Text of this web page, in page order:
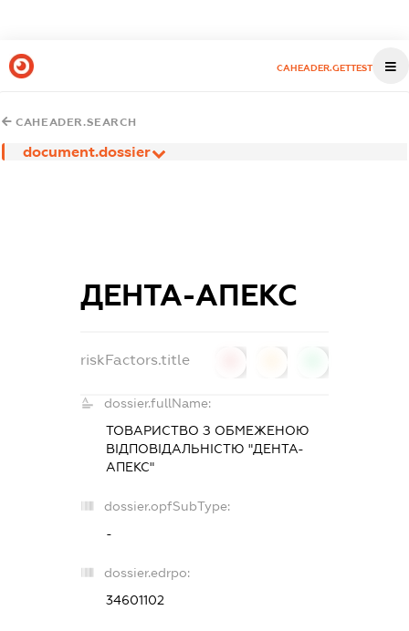
CAHEADER.GETTEST
CAHEADER.SEARCH
document.dossier
ДЕНТА-АПЕКС
riskFactors.title
dossier.fullName:
ТОВАРИСТВО З ОБМЕЖЕНОЮ
ВІДПОВІДАЛЬНІСТЮ "ДЕНТА-
АПЕКС"
dossier.opfSubType:
-
dossier.edrpo:
34601102